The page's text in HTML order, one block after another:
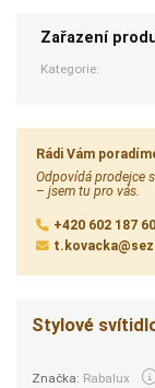
Zařazení
Kategorie:
Rádi Vám
Odpovídá prodejce
– jsem tu pro vás.
+420 602 187
Stylové
Značka: Rabalux